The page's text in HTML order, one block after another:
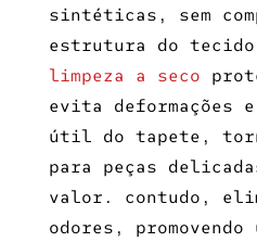
sintéticas, sem
estrutura do
limpeza a seco
evita deformações
útil do tapete,
para peças
valor. contudo,
odores, promovendo